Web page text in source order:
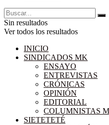
Sin resultados
Ver todos los resultados
INICIO
SINDICADOS MK
ENSAYO
ENTREVISTAS
CRÓNICAS
OPINIÓN
EDITORIAL
COLUMNISTAS
SIETETETÉ